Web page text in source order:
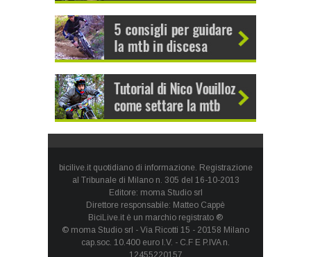
bicilive.it quotidiano di informazione. Registrazione
al Tribunale di Milano n. 305 del 16-10-2013
Editore: moma Studio srl
Direttore responsabile: Matteo Cappè
BiciLive.it è un marchio registrato ®
© moma Studio srl - Via Ricotti 15 - 20158 Milano
cap.soc. 10.400 euro I.V. - C.F E P.IVA n.
12455220157